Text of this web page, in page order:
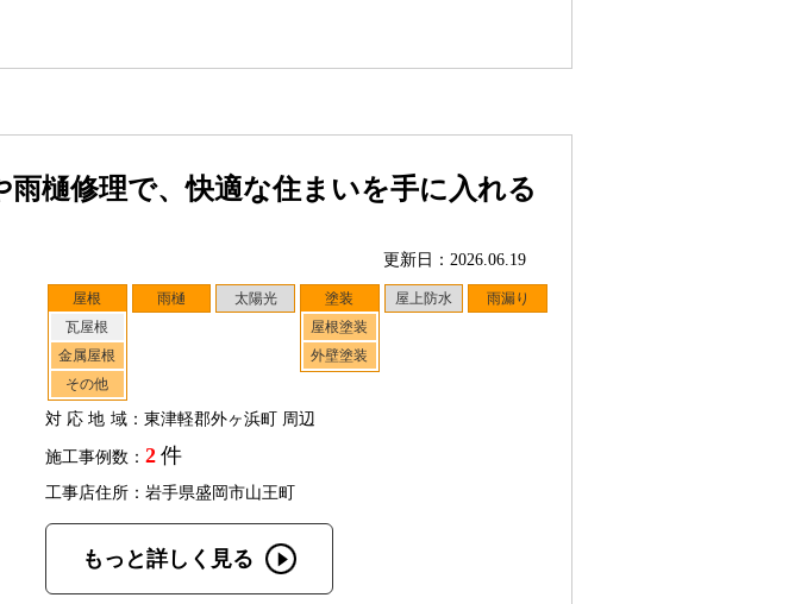
樋修理で、快適な住まいを手に入れる
更新日：2026.06.19
屋根
瓦屋根
金属屋根
その他
雨樋 太陽光
塗装
屋根塗装
外壁塗装
屋上防水 雨漏り
対応地域：東津軽郡外ヶ浜町 周辺
施工事例数： 2 件
工事店住所：岩手県盛岡市山王町
もっと詳しく見る